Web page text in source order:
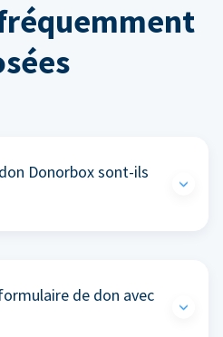
Donorbox sont-ils
de don avec